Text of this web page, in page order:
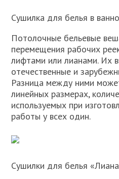
Сушилка для белья в
Потолочные бельевые
перемещения рабочих
лифтами или лианами. Их
отечественные и
Разница между ними
линейных размерах,
используемых при
работы у всех один.
Сушилки для белья